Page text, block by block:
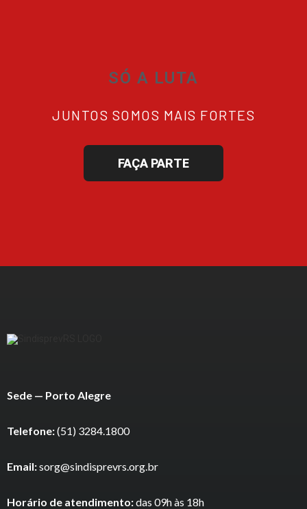
SÓ A LUTA
JUNTOS SOMOS MAIS FORTES
FAÇA PARTE
Sede — Porto Alegre
Telefone:(51) 3284.1800
Email:sorg@sindisprevrs.org.br
Horário de atendimento:das 09h às 18h